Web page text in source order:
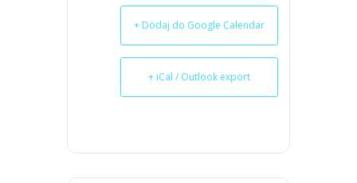
+ Dodaj do Google Calendar
+ iCal / Outlook export